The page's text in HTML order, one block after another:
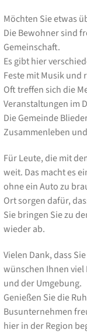
Möchten Sie etwas
Die Bewohner sind
Gemeinschaft.
Es gibt hier
Feste mit Musik und
Oft treffen sich die
Veranstaltungen im
Die Gemeinde
Zusammenleben
Für Leute, die mit
weit. Das macht es
ohne ein Auto zu
Ort sorgen dafür,
Sie bringen Sie zu
wieder ab.
Vielen Dank, dass
wünschen Ihnen
und der Umgebung.
Genießen Sie die
Busunternehmen
hier in der Region